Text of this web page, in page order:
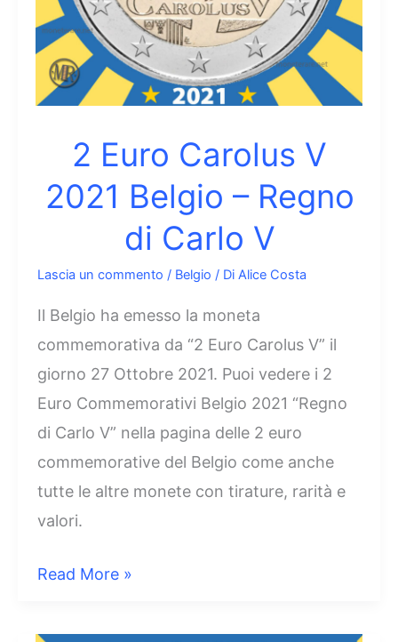
Lussemburgo
2 Euro Carolus V
2021 Belgio – Regno
di Carlo V
Lascia un commento / Belgio / Di Alice Costa
Il Belgio ha emesso la moneta
commemorativa da “2 Euro Carolus V” il
giorno 27 Ottobre 2021. Puoi vedere i 2
Euro Commemorativi Belgio 2021 “Regno
di Carlo V” nella pagina delle 2 euro
commemorative del Belgio come anche
tutte le altre monete con tirature, rarità e
valori.
2
Carolus
Read More »